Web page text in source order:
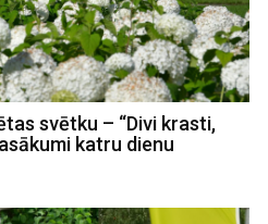
svētku – “Divi krasti,
katru dienu